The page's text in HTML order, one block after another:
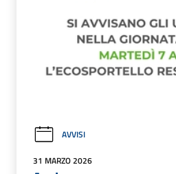
AVVISI
31 MARZO 2026